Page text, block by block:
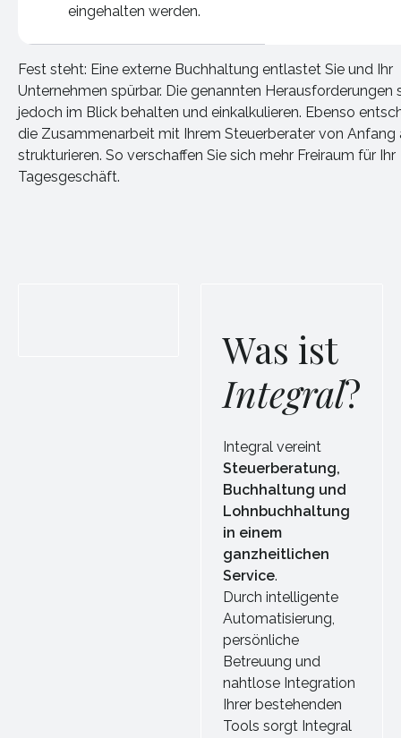
eingehalten werden.
Fest steht: Eine externe Buchhaltung entlastet Sie und Ihr
Unternehmen spürbar. Die genannten Herausforderungen
jedoch im Blick behalten und einkalkulieren. Ebenso
die Zusammenarbeit mit Ihrem Steuerberater von Anfang
strukturieren. So verschaffen Sie sich mehr Freiraum für Ihr
Tagesgeschäft.
Was ist
Integral?
Integral vereint
Steuerberatung,
Buchhaltung und
Lohnbuchhaltung
in einem
ganzheitlichen
Service.
Durch intelligente
Automatisierung,
persönliche
Betreuung und
nahtlose Integration
Ihrer bestehenden
Tools sorgt Integral